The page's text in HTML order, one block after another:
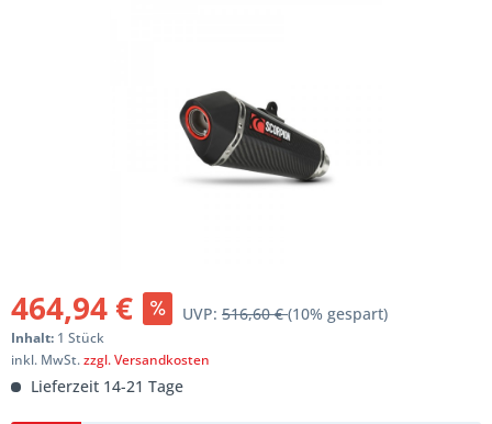
464,94 € UVP: 516,60 €(10% gespart)
Inhalt: 1 Stück
inkl. MwSt.zzgl. Versandkosten
Lieferzeit 14-21 Tage